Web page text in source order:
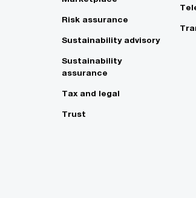
Risk assurance
Sustainability advisory
Sustainability
assurance
Tax and legal
Trust